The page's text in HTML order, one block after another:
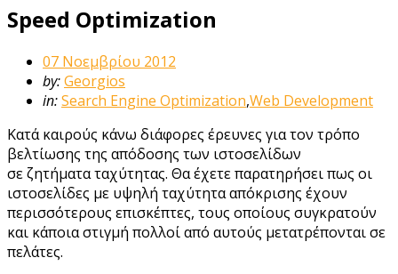
Speed Optimization
07 Νοεμβρίου 2012
by:Georgios
in:Search Engine Optimization,Web Development
Κατά καιρούς κάνω διάφορες έρευνες για τον τρόπο
βελτίωσης της απόδοσης των ιστοσελίδων
σε ζητήματα ταχύτητας. Θα έχετε παρατηρήσει πως οι
ιστοσελίδες με υψηλή ταχύτητα απόκρισης έχουν
περισσότερους επισκέπτες, τους οποίους συγκρατούν
και κάποια στιγμή πολλοί από αυτούς μετατρέπονται σε
πελάτες.